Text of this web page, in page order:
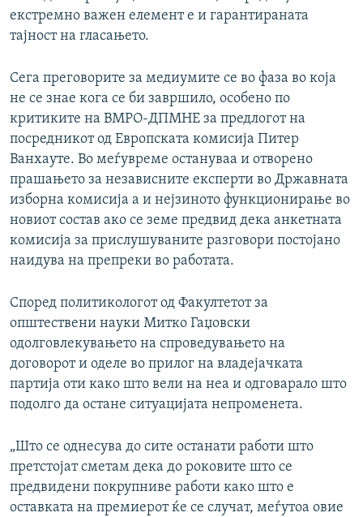
екстремно важен елемент е и гарантираната
тајност на гласањето.
Сега преговорите за медиумите се во фаза во која
не се знае кога се би завршило, особено по
критиките на ВМРО-ДПМНЕ за предлогот на
посредникот од Европската комисија Питер
Ванхауте. Во меѓувреме остануваа и отворено
прашањето за независните експерти во Државната
изборна комисија а и нејзиното функционирање во
новиот состав ако се земе предвид дека анкетната
комисија за прислушуваните разговори постојано
наидува на препреки во работата.
Според политикологот од Факултетот за
општествени науки Митко Гаџовски
одолговлекувањето на спроведувањето на
договорот и оделе во прилог на владејачката
партија оти како што вели на неа и одговарало што
подолго да остане ситуацијата непроменета.
„Што се однесува до сите останати работи што
претстојат сметам дека до роковите што се
предвидени покрупниве работи како што е
оставката на премиерот ќе се случат, меѓутоа овие